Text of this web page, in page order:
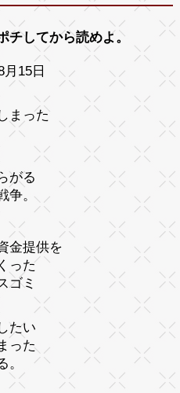
チしてから読めよ。
15日
まった
がる
争。
金提供を
った
ゴミ
たい
った